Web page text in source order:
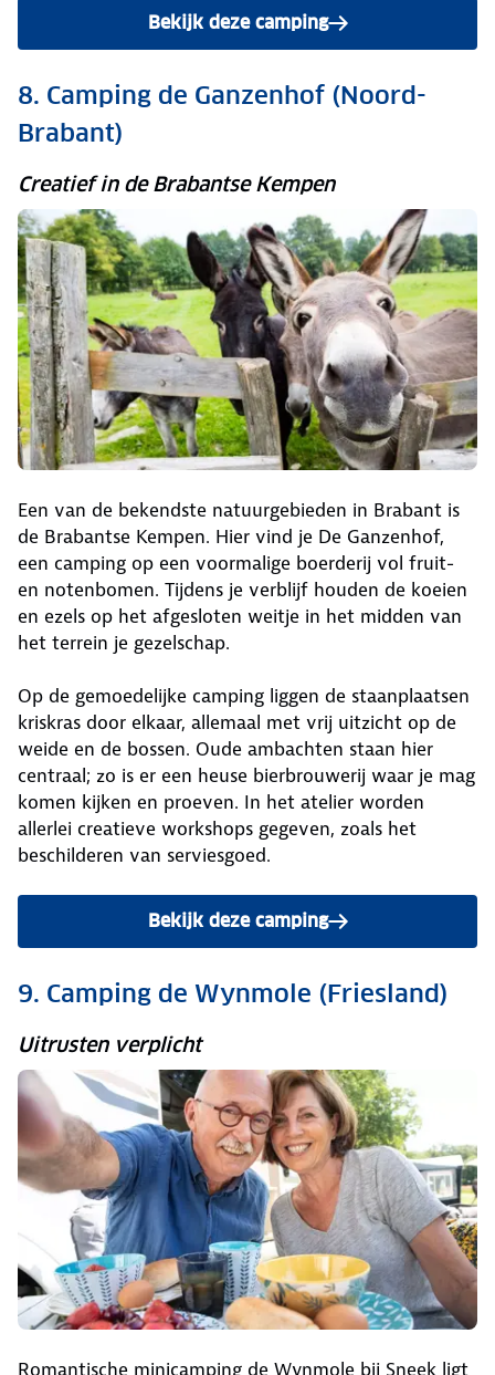
Bekijk deze camping
8. Camping de Ganzenhof (Noord-
Brabant)
Creatief in de Brabantse Kempen
Een van de bekendste natuurgebieden in Brabant is
de Brabantse Kempen. Hier vind je De Ganzenhof,
een camping op een voormalige boerderij vol fruit-
en notenbomen. Tijdens je verblijf houden de koeien
en ezels op het afgesloten weitje in het midden van
het terrein je gezelschap.
Op de gemoedelijke camping liggen de staanplaatsen
kriskras door elkaar, allemaal met vrij uitzicht op de
weide en de bossen. Oude ambachten staan hier
centraal; zo is er een heuse bierbrouwerij waar je mag
komen kijken en proeven. In het atelier worden
allerlei creatieve workshops gegeven, zoals het
beschilderen van serviesgoed.
Bekijk deze camping
9. Camping de Wynmole (Friesland)
Uitrusten verplicht
Romantische minicamping de Wynmole bij Sneek ligt